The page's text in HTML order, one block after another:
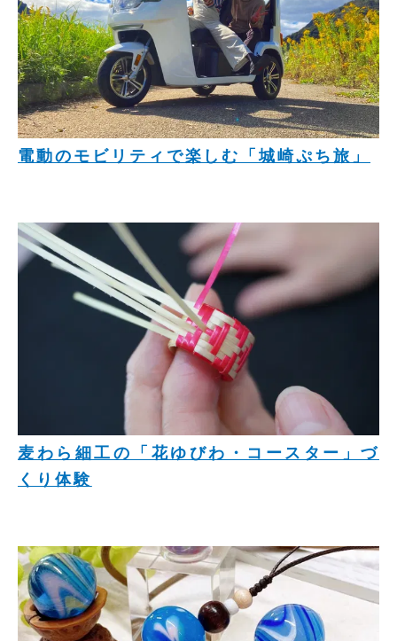
電動のモビリティで楽しむ「城崎ぷち旅」
麦わら細工の「花ゆびわ・コースター」づ
くり体験